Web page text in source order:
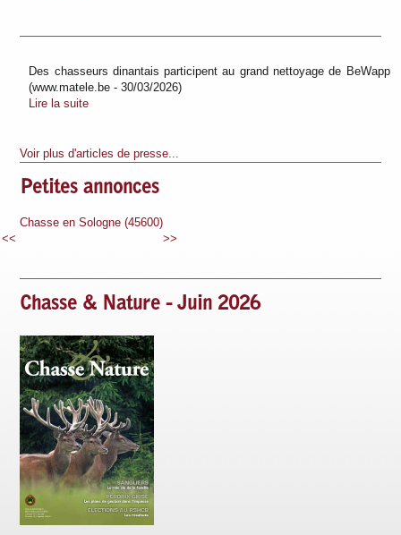
Des chasseurs dinantais participent au grand nettoyage de BeWapp
(www.matele.be - 30/03/2026)
Lire la suite
Voir plus d'articles de presse...
Petites annonces
Chasse en Sologne (45600)
<<
>>
Chasse & Nature - Juin 2026